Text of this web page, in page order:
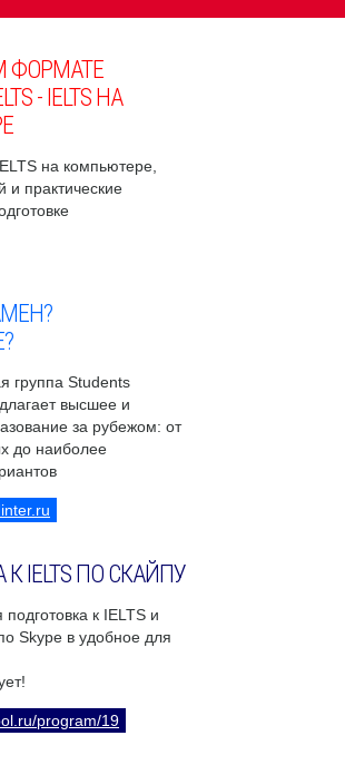
ФОРМАТЕ
- IELTS НА
на компьютере,
и практические
группа Students
высшее и
за рубежом: от
до наиболее
IELTS ПО СКАЙПУ
к IELTS и
Skype в удобное для
program/19